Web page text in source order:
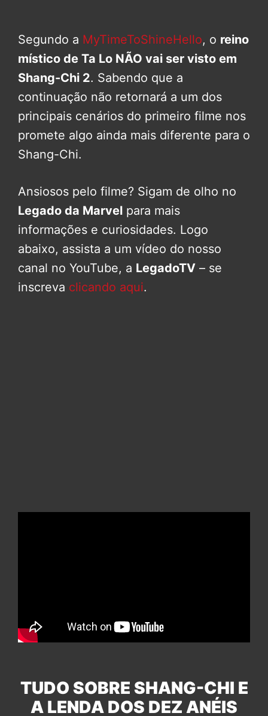
Segundo a MyTimeToShineHello, o reino
místico de Ta Lo NÃO vai ser visto em
Shang-Chi 2. Sabendo que a
continuação não retornará a um dos
principais cenários do primeiro filme nos
promete algo ainda mais diferente para o
Shang-Chi.
Ansiosos pelo filme? Sigam de olho no
Legado da Marvel para mais
informações e curiosidades. Logo
abaixo, assista a um vídeo do nosso
canal no YouTube, a LegadoTV – se
inscreva clicando aqui.
TUDO SOBRE SHANG-CHI E
A LENDA DOS DEZ ANÉIS